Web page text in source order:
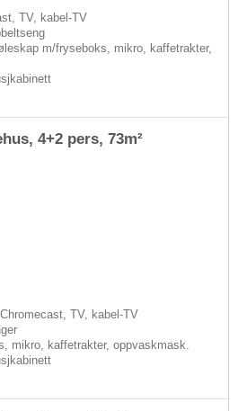
TV, kabel-TV
m/fryseboks, mikro, kaffetrakter,
4+2 pers, 73m²
TV, kabel-TV
mikro, kaffetrakter, oppvaskmask.